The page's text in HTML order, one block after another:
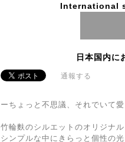
International
日本国内に
通報する
ーちょっと不思議、それでいて
竹輪麩のシルエットのオリジナル
シンプルな中にきらっと個性の光